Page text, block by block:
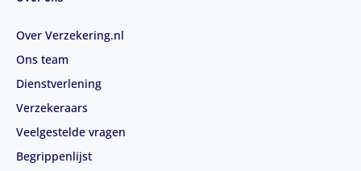
Over Verzekering.nl
Ons team
Dienstverlening
Verzekeraars
Veelgestelde vragen
Begrippenlijst